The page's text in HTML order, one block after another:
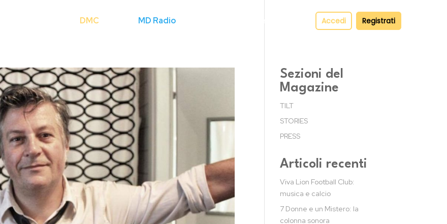
DMC MD Radio Contatti Accedi Registrati
Sezioni del
Magazine
TILT
STORIES
PRESS
Articoli recenti
Viva Lion Football Club:
musica e calcio
7 Donne e un Mistero: la
colonna sonora